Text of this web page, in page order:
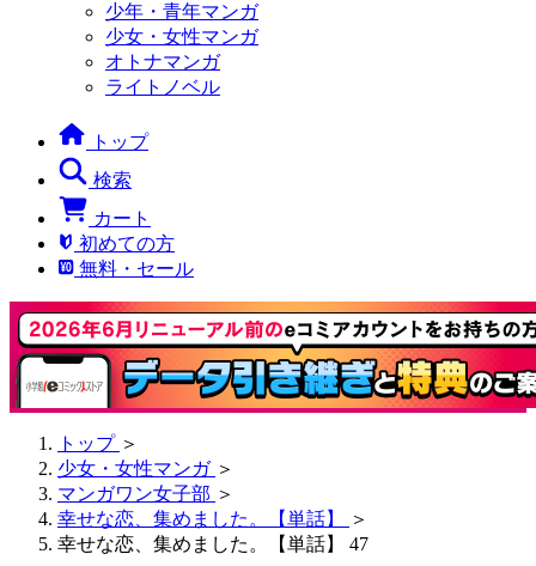
少年・青年マンガ
少女・女性マンガ
オトナマンガ
ライトノベル
トップ
検索
カート
初めての方
無料・セール
トップ ＞
少女・女性マンガ ＞
マンガワン女子部 ＞
幸せな恋、集めました。【単話】
＞
幸せな恋、集めました。【単話】 47